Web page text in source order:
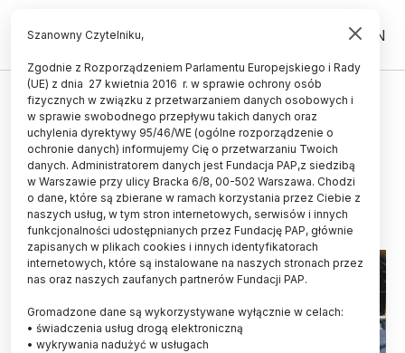
PL EN
ŚWIAT
Osoby "otwarte" mają większe
zdolności muzyczne
19.10.2015
aktualizacja: 19.10.2015
3 minuty czytania
Szanowny Czytelniku,
Zgodnie z Rozporządzeniem Parlamentu Europejskiego i Rady
(UE) z dnia 27 kwietnia 2016 r. w sprawie ochrony osób
fizycznych w związku z przetwarzaniem danych osobowych i
w sprawie swobodnego przepływu takich danych oraz
uchylenia dyrektywy 95/46/WE (ogólne rozporządzenie o
ochronie danych) informujemy Cię o przetwarzaniu Twoich
danych. Administratorem danych jest Fundacja PAP,z siedzibą
w Warszawie przy ulicy Bracka 6/8, 00-502 Warszawa. Chodzi
o dane, które są zbierane w ramach korzystania przez Ciebie z
naszych usług, w tym stron internetowych, serwisów i innych
funkcjonalności udostępnianych przez Fundację PAP, głównie
zapisanych w plikach cookies i innych identyfikatorach
internetowych, które są instalowane na naszych stronach przez
nas oraz naszych zaufanych partnerów Fundacji PAP.
Gromadzone dane są wykorzystywane wyłącznie w celach:
• świadczenia usług drogą elektroniczną
• wykrywania nadużyć w usługach